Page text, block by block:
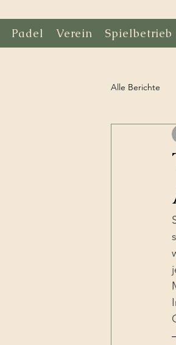
Padel Verein Spielbetrieb
Alle Berichte